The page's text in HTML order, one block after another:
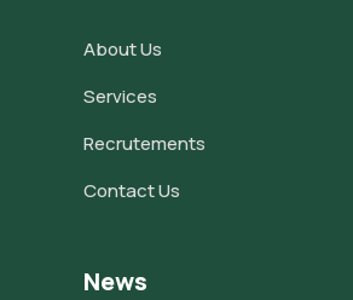
About Us
Services
Recrutements
Contact Us
News